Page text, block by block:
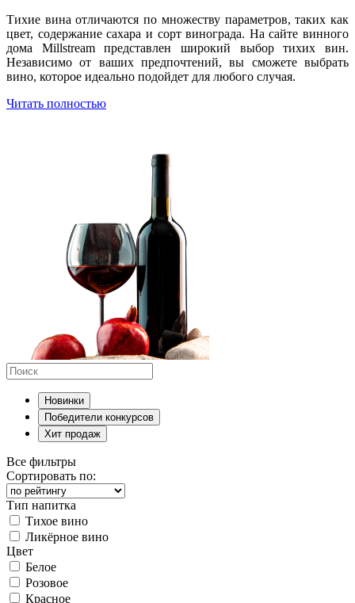
Тихие вина отличаются по множеству параметров, таких как
цвет, содержание сахара и сорт винограда. На сайте винного
дома Millstream представлен широкий выбор тихих вин.
Независимо от ваших предпочтений, вы сможете выбрать
вино, которое идеально подойдет для любого случая.
Читать полностью
Новинки
Победители конкурсов
Хит продаж
Все фильтры
Сортировать по:
Тип напитка
Тихое вино
Ликёрное вино
Цвет
Белое
Розовое
Красное